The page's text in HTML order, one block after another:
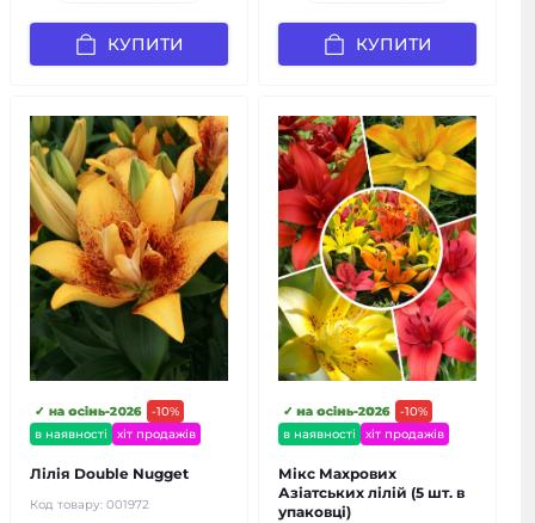
КУПИТИ КУПИТИ
-10%
в наявності
✓ на осінь-2026
хіт продажів
Лілія Double Nugget
Код товару: 001972
-10%
в наявності
✓ на осінь-2026
хіт продажів
Мікс Махрових
Азіатських лілій (5 шт. в
упаковці)